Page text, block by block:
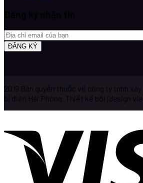
2019 Bản quyền thuộc về công ty tnhh
bị điện Hải Phòng. Thiết kế bởi jdesign